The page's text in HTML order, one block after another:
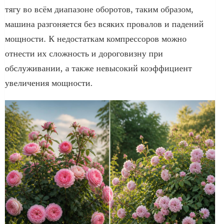
тягу во всём диапазоне оборотов, таким образом,
машина разгоняется без всяких провалов и падений
мощности. К недостаткам компрессоров можно
отнести их сложность и дороговизну при
обслуживании, а также невысокий коэффициент
увеличения мощности.